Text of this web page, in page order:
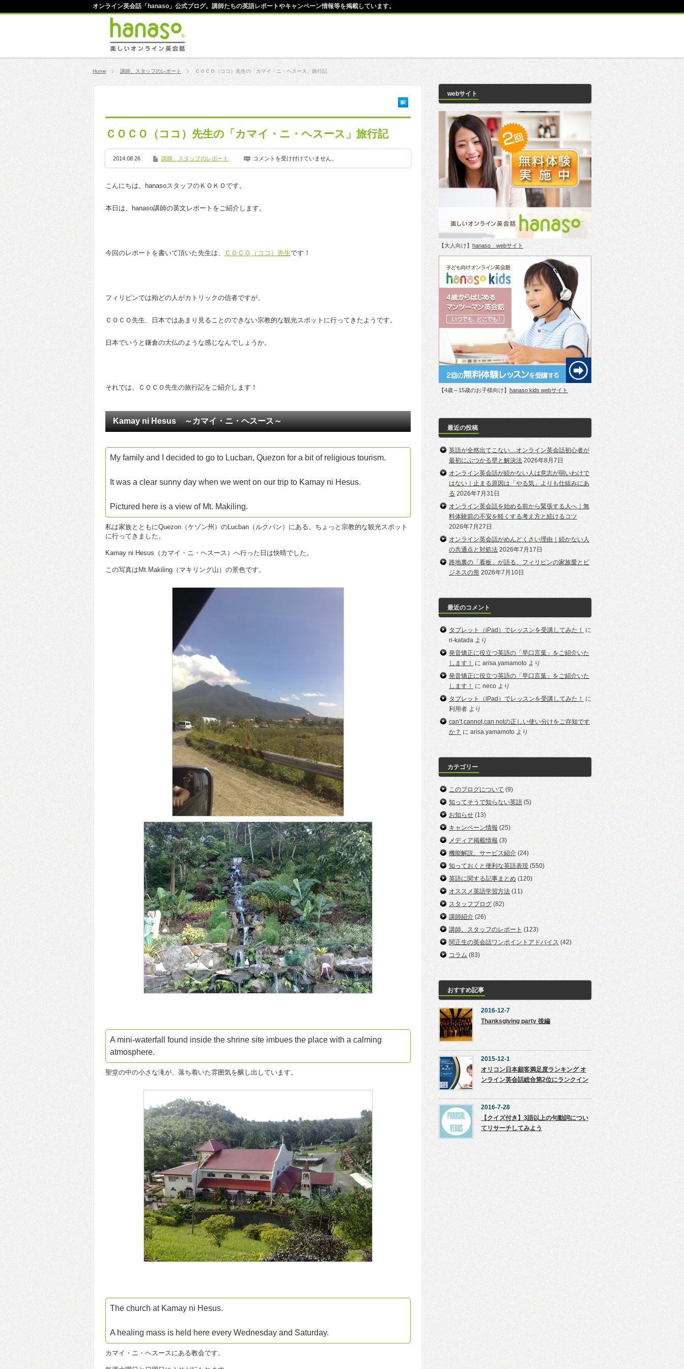
オンライン英会話「hanaso」公式ブログ。講師たちの英語レポートやキャンペーン情報等を掲載しています。
Home 講師、スタッフのレポート ＣＯＣＯ（ココ）先生の「カマイ・ニ・ヘスース」旅行記
ＣＯＣＯ（ココ）先生の「カマイ・ニ・ヘスース」旅行記
2014.08.26 講師、スタッフのレポート コメントを受け付けていません。
こんにちは。hanasoスタッフのＫＯＫＯです。
本日は、hanaso講師の英文レポートをご紹介します。
今回のレポートを書いて頂いた先生は、 ＣＯＣＯ（ココ）先生です！
フィリピンでは殆どの人がカトリックの信者ですが、
ＣＯＣＯ先生、日本ではあまり見ることのできない宗教的な観光スポットに行ってきたようです。
日本でいうと鎌倉の大仏のような感じなんでしょうか。
それでは、ＣＯＣＯ先生の旅行記をご紹介します！
Kamay ni Hesus ～カマイ・ニ・ヘスース～
My family and I decided to go to Lucban, Quezon for a bit of religious tourism.
It was a clear sunny day when we went on our trip to Kamay ni Hesus.
Pictured here is a view of Mt. Makiling.
私は家族とともにQuezon（ケゾン州）のLucban（ルクバン）にある、ちょっと宗教的な観光スポット
に行ってきました。
Kamay ni Hesus（カマイ・ニ・ヘスース）へ行った日は快晴でした。
この写真はMt.Makiling（マキリング山）の景色です。
A mini-waterfall found inside the shrine site imbues the place with a calming
atmosphere.
聖堂の中の小さな滝が、落ち着いた雰囲気を醸し出しています。
The church at Kamay ni Hesus.
A healing mass is held here every Wednesday and Saturday.
カマイ・ニ・ヘスースにある教会です。
webサイト
【大人向け】 hanaso webサイト
【4歳～15歳のお子様向け】 hanaso kids webサイト
最近の投稿
英語が全然出てこない…オンライン英会話初心者が
最初にぶつかる壁と解決法 2026年8月7日
オンライン英会話が続かない人は意志が弱いわけで
はない｜止まる原因は「やる気」よりも仕組みにあ
る 2026年7月31日
オンライン英会話を始める前から緊張する人へ｜無
料体験前の不安を軽くする考え方と続けるコツ
2026年7月27日
オンライン英会話がめんどくさい理由｜続かない人
の共通点と対処法 2026年7月17日
路地裏の「看板」が語る、フィリピンの家族愛とビ
ジネスの形 2026年7月10日
最近のコメント
タブレット（iPad）でレッスンを受講してみた！
に
ri-katada より
発音矯正に役立つ英語の「早口言葉」をご紹介いた
します！
に arisa.yamamoto より
発音矯正に役立つ英語の「早口言葉」をご紹介いた
します！
に neco より
タブレット（iPad）でレッスンを受講してみた！
に
利用者 より
can’t,cannot,can notの正しい使い分けをご存知です
か？ に arisa.yamamoto より
カテゴリー
このブログについて (9)
知ってそうで知らない英語 (5)
お知らせ (13)
キャンペーン情報 (25)
メディア掲載情報 (3)
機能解説、サービス紹介 (24)
知っておくと便利な英語表現 (550)
英語に関する記事まとめ (120)
オススメ英語学習方法 (11)
スタッフブログ (82)
講師紹介 (26)
講師、スタッフのレポート (123)
関正生の英会話ワンポイントアドバイス (42)
コラム (83)
おすすめ記事
2016-12-7
Thanksgiving party 後編
2015-12-1
オリコン日本顧客満足度ランキング オ
ンライン英会話総合第2位にランクイン
2016-7-28
【クイズ付き】3語以上の句動詞につい
てリサーチしてみよう